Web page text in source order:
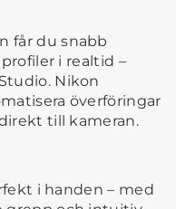
får du snabb
i realtid –
Nikon
överföringar
till kameran.
i handen – med